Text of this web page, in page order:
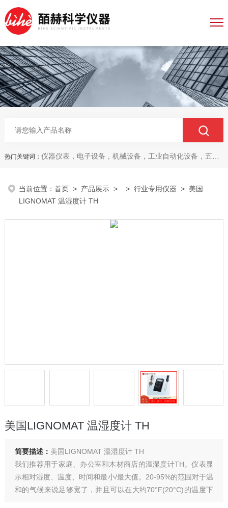
热门关键词： 仪器仪表，电子设备，机械设备，工业自动化设备，五金产品，电线电缆，金属材料，电子
当前位置：首页 > 产品展示 > >行业专用仪器 > 美国
LIGNOMAT 温湿度计 TH
美国LIGNOMAT 温湿度计 TH
简要描述： 美国LIGNOMAT 温湿度计 TH
我们推荐用于家庭、办公室和木材商店的温湿度计TH。仪表显
示相对湿度、温度、时间和最小/最大值。20-95%的范围对于温
和的气候来说足够宽了，并且可以在大约70°F(20°C)的温度下